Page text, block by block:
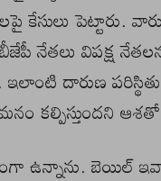
కేసులు
నేతలు విపక్ష
దారుణ
కల్పిస్తుందని
ఉన్నాను. బెయిల్